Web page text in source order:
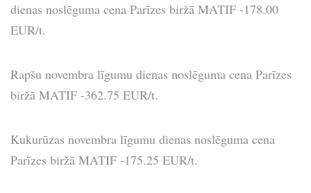
dienas noslēguma cena Parīzes biržā MATIF -178.00
EUR/t.
Rapšu novembra līgumu dienas noslēguma cena Parīzes
biržā MATIF -362.75 EUR/t.
Kukurūzas novembra līgumu dienas noslēguma cena
Parīzes biržā MATIF -175.25 EUR/t.